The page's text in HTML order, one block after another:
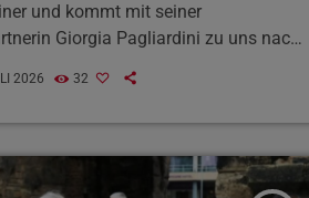
und kommt mit seiner
Giorgia Pagliardini zu uns nach
man selbst den Salsa-Tanz lernt. Bei
danach könnt ihr dann eure gelernten
Geltung bringen. Zum Schluss
2026 32